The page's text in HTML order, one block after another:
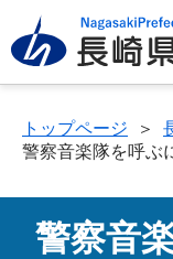
トップページ ＞
警察音楽隊を呼ぶ
警察音